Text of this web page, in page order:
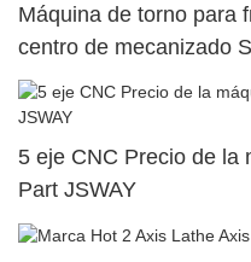
Máquina de torno para
centro de mecanizado
SY500/S500/SY300/
5 eje CNC Precio de la
Part JSWAY